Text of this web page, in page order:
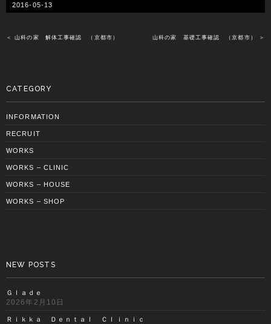
2016-05-13
＜ 山科の家 解体工事確認 （京都市） 山科の家 基礎工事確認 （京都市） ＞
CATEGORY
INFORMATION
RECRUIT
WORKS
WORKS – CLINIC
WORKS – HOUSE
WORKS – SHOP
NEW POSTS
Ｇｌａｄｅ
2026年2月10日
Ｒｉｋｋａ Ｄｅｎｔａｌ Ｃｌｉｎｉｃ